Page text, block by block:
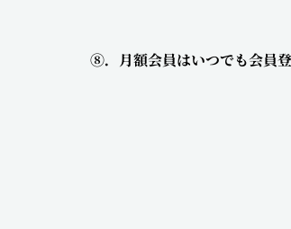
⑧．月額会員はいつでも会員登